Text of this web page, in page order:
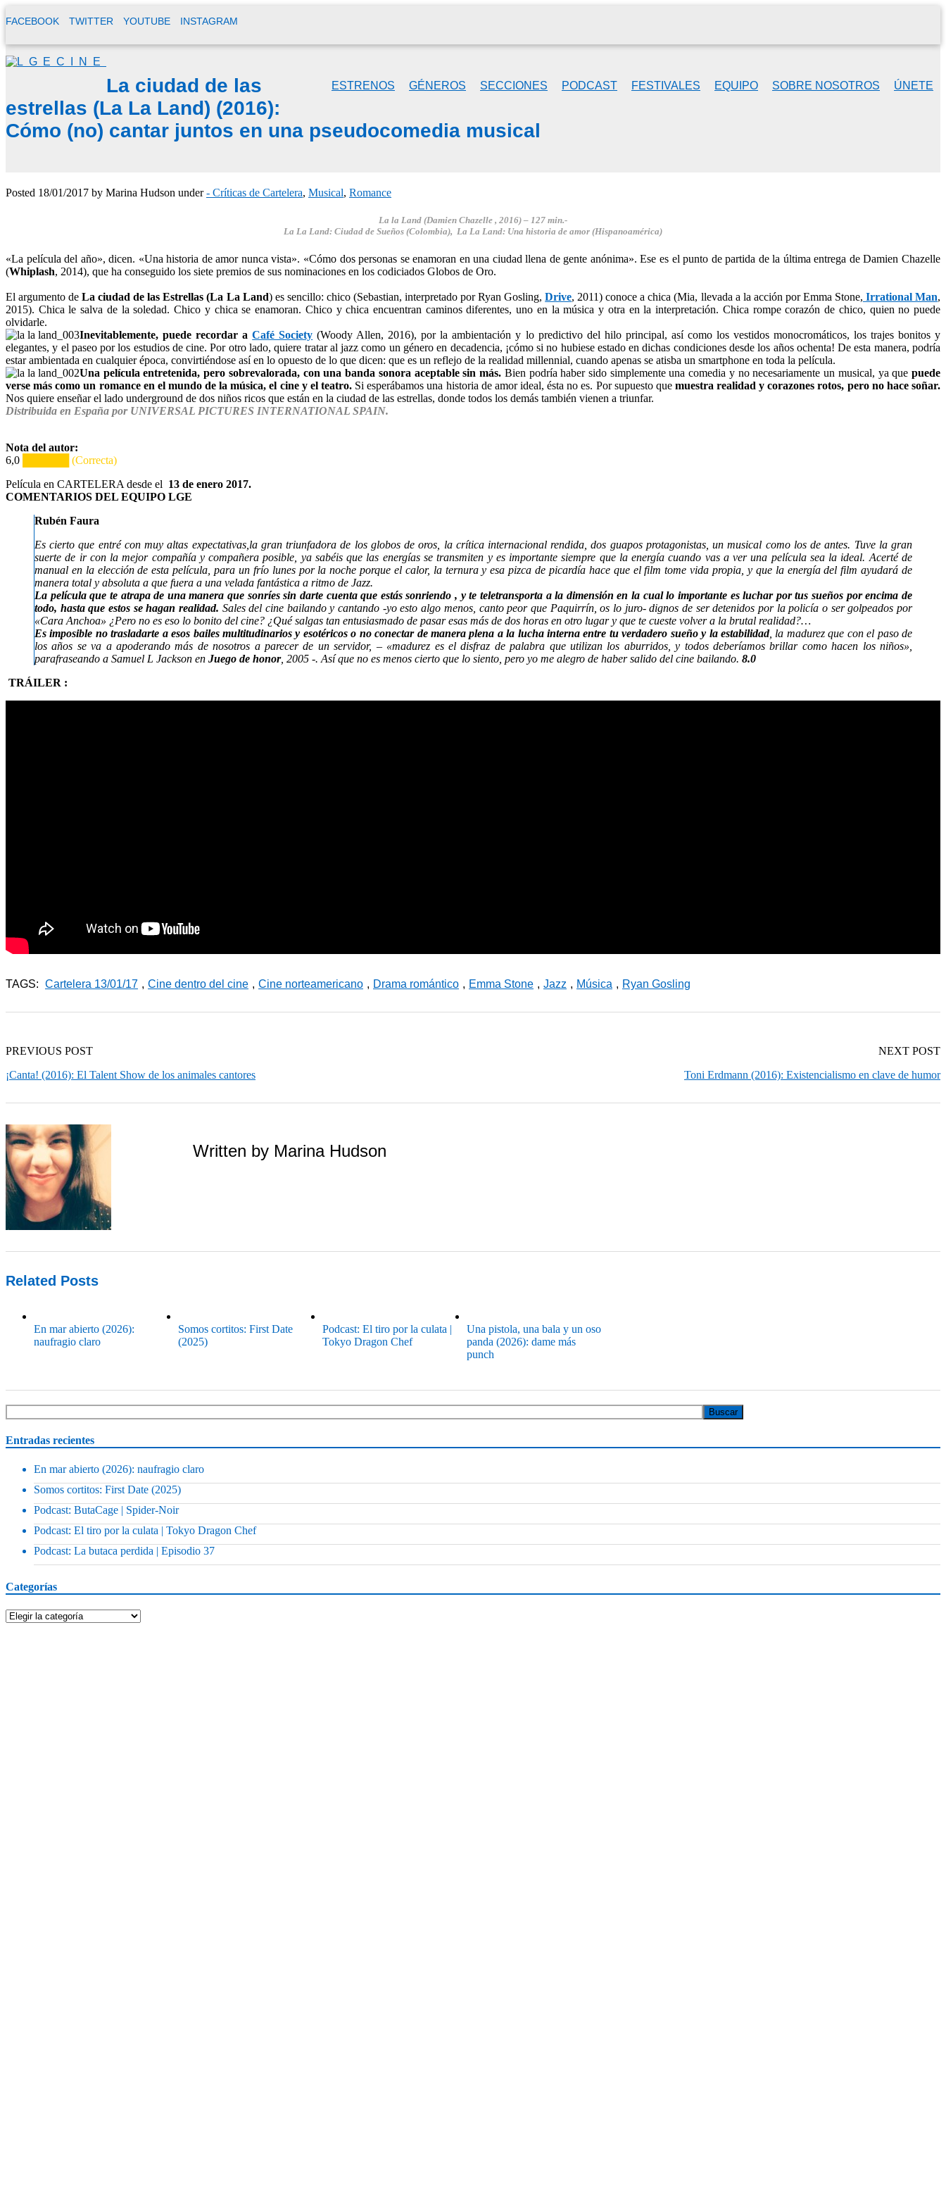
FACEBOOK TWITTER YOUTUBE INSTAGRAM
ESTRENOS GÉNEROS SECCIONES PODCAST FESTIVALES EQUIPO SOBRE NOSOTROS ÚNETE
La ciudad de las
estrellas (La La Land) (2016):
Cómo (no) cantar juntos en una pseudocomedia musical
Posted 18/01/2017 by Marina Hudson under- Críticas de Cartelera, Musical, Romance
La la Land (Damien Chazelle , 2016) – 127 min.-
La La Land: Ciudad de Sueños (Colombia), La La Land: Una historia de amor (Hispanoamérica)
«La película del año», dicen. «Una historia de amor nunca vista». «Cómo dos personas se enamoran en una ciudad llena de gente anónima». Ese es el punto de partida de la última entrega de Damien Chazelle
(Whiplash, 2014), que ha conseguido los siete premios de sus nominaciones en los codiciados Globos de Oro.
El argumento deLa ciudad de las Estrellas (La La Land) es sencillo: chico (Sebastian, interpretado por Ryan Gosling,Drive, 2011) conoce a chica (Mia, llevada a la acción por Emma Stone, Irrational Man,
2015). Chica le salva de la soledad. Chico y chica se enamoran. Chico y chica encuentran caminos diferentes, uno en la música y otra en la interpretación. Chica rompe corazón de chico, quien no puede
olvidarle.
Inevitablemente, puede recordar aCafé Society (Woody Allen, 2016), por la ambientación y lo predictivo del hilo principal, así como los vestidos monocromáticos, los trajes bonitos y
elegantes, y el paseo por los estudios de cine. Por otro lado, quiere tratar al jazz como un género en decadencia, ¡cómo si no hubiese estado en dichas condiciones desde los años ochenta! De esta manera, podría
estar ambientada en cualquier época, convirtiéndose así en lo opuesto de lo que dicen: que es un reflejo de la realidad millennial, cuando apenas se atisba un smartphone en toda la película.
Una película entretenida, pero sobrevalorada, con una banda sonora aceptable sin más. Bien podría haber sido simplemente una comedia y no necesariamente un musical, ya quepuede
verse más como un romance en el mundo de la música, el cine y el teatro. Si esperábamos una historia de amor ideal, ésta no es. Por supuesto que muestra realidad y corazones rotos, pero no hace soñar.
Nos quiere enseñar el lado underground de dos niños ricos que están en la ciudad de las estrellas, donde todos los demás también vienen a triunfar.
Distribuida en España por UNIVERSAL PICTURES INTERNATIONAL SPAIN.
Nota del autor:
6,0
██████ (Correcta)
Película en CARTELERA desde el 13 de enero 2017.
COMENTARIOS DEL EQUIPO LGE
Rubén Faura
Es cierto que entré con muy altas expectativas,la gran triunfadora de los globos de oros, la crítica internacional rendida, dos guapos protagonistas, un musical como los de antes. Tuve la gran
suerte de ir con la mejor compañía y compañera posible, ya sabéis que las energías se transmiten y es importante siempre que la energía cuando vas a ver una película sea la ideal. Acerté de
manual en la elección de esta película, para un frío lunes por la noche porque el calor, la ternura y esa pizca de picardía hace que el film tome vida propia, y que la energía del film ayudará de
manera total y absoluta a que fuera a una velada fantástica a ritmo de Jazz.
La película que te atrapa de una manera que sonríes sin darte cuenta que estás sonriendo , y te teletransporta a la dimensión en la cual lo importante es luchar por tus sueños por encima de
todo, hasta que estos se hagan realidad. Sales del cine bailando y cantando -yo esto algo menos, canto peor que Paquirrín, os lo juro- dignos de ser detenidos por la policía o ser golpeados por
«Cara Anchoa» ¿Pero no es eso lo bonito del cine? ¿Qué salgas tan entusiasmado de pasar esas más de dos horas en otro lugar y que te cueste volver a la brutal realidad?…
Es imposible no trasladarte a esos bailes multitudinarios y esotéricos o no conectar de manera plena a la lucha interna entre tu verdadero sueño y la estabilidad, la madurez que con el paso de
los años se va a apoderando más de nosotros a parecer de un servidor, – «madurez es el disfraz de palabra que utilizan los aburridos, y todos deberíamos brillar como hacen los niños»,
parafraseando a Samuel L Jackson en Juego de honor, 2005 -. Así que no es menos cierto que lo siento, pero yo me alegro de haber salido del cine bailando. 8.0
TRÁILER :
TAGS: Cartelera 13/01/17 , Cine dentro del cine , Cine norteamericano , Drama romántico , Emma Stone , Jazz , Música , Ryan Gosling
PREVIOUS POST
¡Canta! (2016): El Talent Show de los animales cantores
NEXT POST
Toni Erdmann (2016): Existencialismo en clave de humor
Written byMarina Hudson
Related Posts
En mar abierto (2026):
naufragio claro
Somos cortitos: First Date
(2025)
Podcast: El tiro por la culata |
Tokyo Dragon Chef
Una pistola, una bala y un oso
panda (2026): dame más
punch
Entradas recientes
En mar abierto (2026): naufragio claro
Somos cortitos: First Date (2025)
Podcast: ButaCage | Spider-Noir
Podcast: El tiro por la culata | Tokyo Dragon Chef
Podcast: La butaca perdida | Episodio 37
Categorías
Categorías